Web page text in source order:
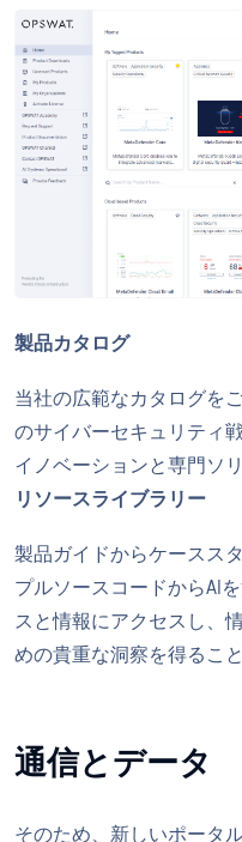
製品カタログ
当社の広範なカタログを
のサイバーセキュリティ
イノベーションと専門ソ
リソースライブラリー
製品ガイドからケースス
プルソースコードからAI
スと情報にアクセスし、
めの貴重な洞察を得るこ
通信とデータ
そのため、新しいポータ